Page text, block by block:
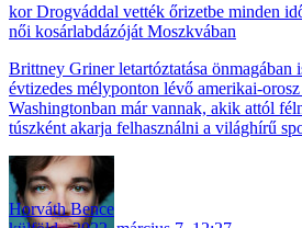
Drogváddal vették őrizetbe minden
női kosárlabdázóját Moszkvában
Brittney Griner letartóztatása önmagában
évtizedes mélyponton lévő amerikai-
Washingtonban már vannak, akik attól
túszként akarja felhasználni a világhírű
Horváth Bence